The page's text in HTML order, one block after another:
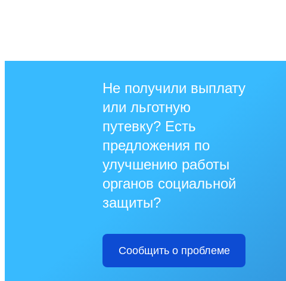
Не получили выплату
или льготную
путевку? Есть
предложения по
улучшению работы
органов социальной
защиты?
Сообщить о проблеме